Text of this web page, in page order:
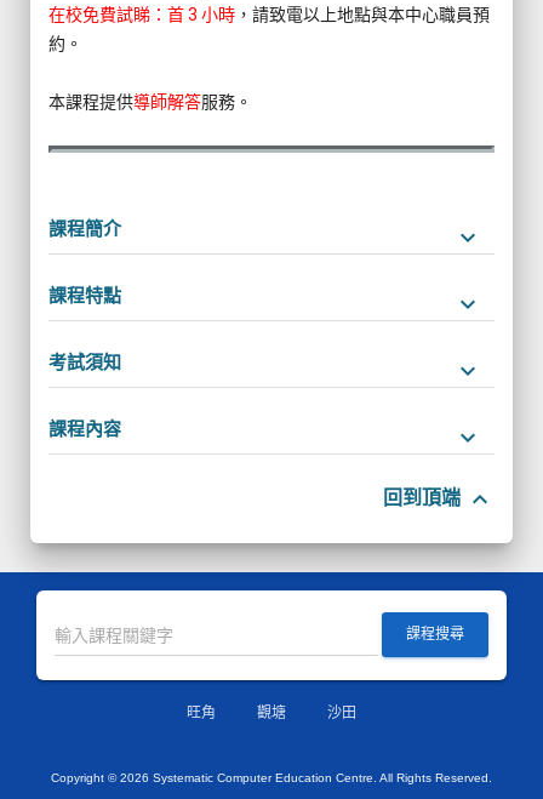
在校免費試睇：首 3 小時 ，請致電以上地點與本中心職員預
約。
本課程提供導師解答服務。
課程簡介 keyboard_arrow_down
課程特點 keyboard_arrow_down
考試須知 keyboard_arrow_down
課程內容 keyboard_arrow_down
回到頂端 keyboard_arrow_up
課程搜尋
旺角 觀塘 沙田
Copyright ©2026 Systematic Computer Education Centre. All Rights Reserved.